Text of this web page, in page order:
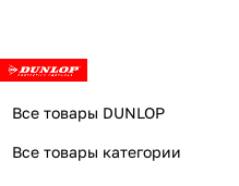
Все товары DUNLOP
Все товары категории